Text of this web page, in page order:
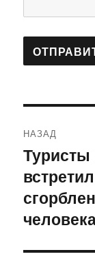
по
записям
НАЗАД
Предыдущая
запись:
Туристы